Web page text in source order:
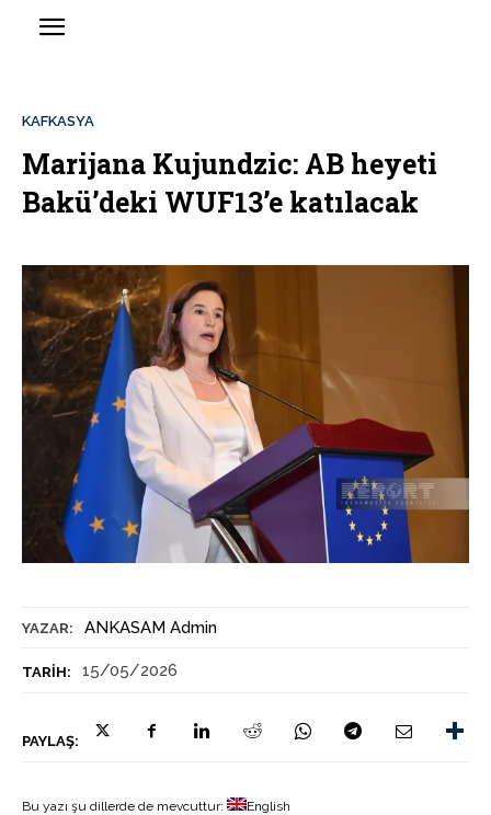
YAZAR: ANKASAM Admin
TARIH: 15/05/2026
PAYLAŞ:
KAFKASYA
Marijana Kujundzic: AB heyeti
Bakü’deki WUF13’e katılacak
Bu yazı şu dillerde de mevcuttur: English